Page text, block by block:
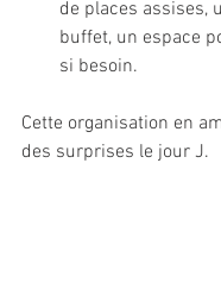
de places assises,
buffet, un espace
si besoin.
Cette organisation en
des surprises le jour J.